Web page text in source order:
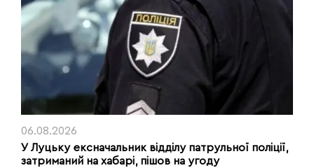
06.08.2026
У Луцьку ексначальник відділу патрульної поліції,
затриманий на хабарі, пішов на угоду